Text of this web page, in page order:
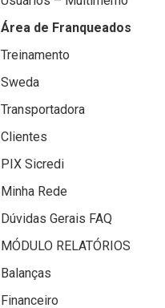
Área de Franqueados
Treinamento
Sweda
Transportadora
Clientes
PIX Sicredi
Minha Rede
Dúvidas Gerais FAQ
MÓDULO RELATÓRIOS
Balanças
Financeiro